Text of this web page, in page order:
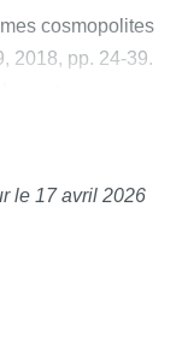
cosmopolites
2018, pp. 24-39.
», Revue
La violence
le 17 avril 2026